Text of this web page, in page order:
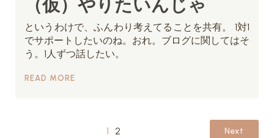
というわけで、ふんわり考えてることを共有。 1対1
でサポートしたいのね。おれ。ブログに関してはそ
う。1人ずつ話したい。
READ MORE
1 2 Next